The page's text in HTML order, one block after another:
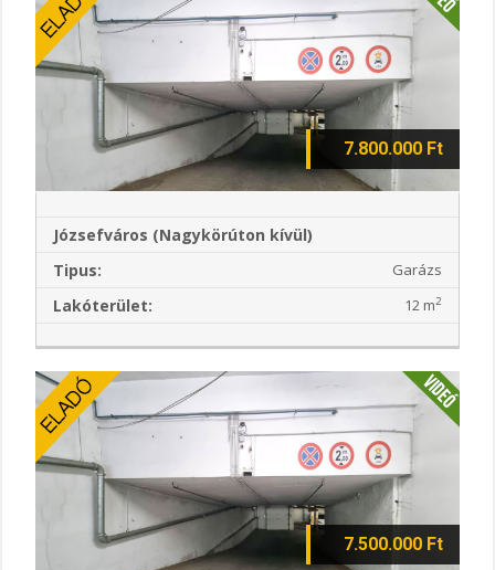
7.800.000 Ft
Józsefváros (Nagykörúton kívül)
Tipus:
Garázs
Lakóterület: 12 m2
7.500.000 Ft